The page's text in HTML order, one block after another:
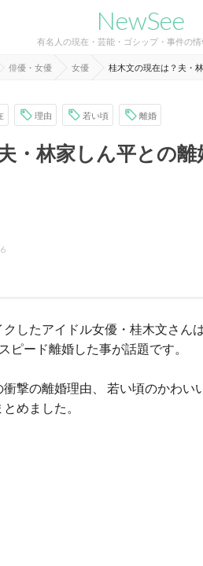
NewSee
有名人の現在・芸能・ゴシップ・事件の
俳優・女優 女優 桂木文の現在は？夫・
理由 若い頃 離婚
・林家しん平との離
したアイドル女優・桂木文さん
ード離婚した事が話題です。
撃の離婚理由、 若い頃のかわい
めました。